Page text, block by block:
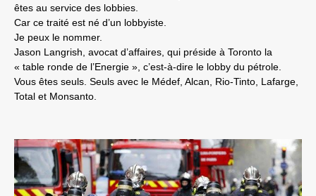
êtes au service des lobbies.
Car ce traité est né d’un lobbyiste.
Je peux le nommer.
Jason Langrish, avocat d’affaires, qui préside à Toronto la
« table ronde de l’Energie », c’est-à-dire le lobby du pétrole.
Vous êtes seuls. Seuls avec le Médef, Alcan, Rio-Tinto, Lafarge,
Total et Monsanto.